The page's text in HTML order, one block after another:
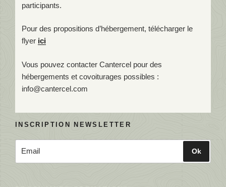
participants.
Pour des propositions d’hébergement, télécharger le
flyer ici
Vous pouvez contacter Cantercel pour des
hébergements et covoiturages possibles :
info@cantercel.com
INSCRIPTION NEWSLETTER